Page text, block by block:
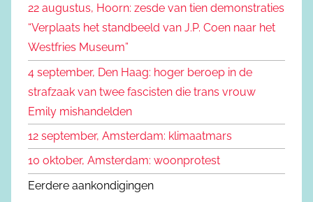
r
:
e
n
22 augustus, Hoorn: zesde van tien demonstraties
“Verplaats het standbeeld van J.P. Coen naar het
Westfries Museum”
4 september, Den Haag: hoger beroep in de
strafzaak van twee fascisten die trans vrouw
Emily mishandelden
12 september, Amsterdam: klimaatmars
10 oktober, Amsterdam: woonprotest
Eerdere aankondigingen